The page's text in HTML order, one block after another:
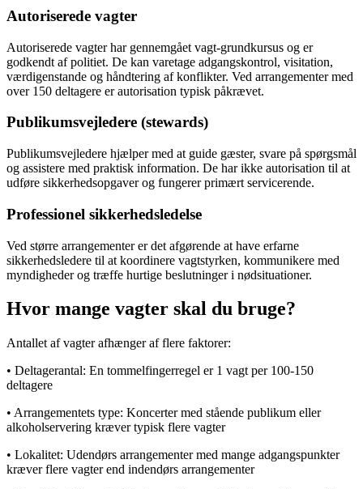
Autoriserede vagter
Autoriserede vagter har gennemgået vagt-grundkursus og er
godkendt af politiet. De kan varetage adgangskontrol, visitation,
værdigenstande og håndtering af konflikter. Ved arrangementer med
over 150 deltagere er autorisation typisk påkrævet.
Publikumsvejledere (stewards)
Publikumsvejledere hjælper med at guide gæster, svare på spørgsmål
og assistere med praktisk information. De har ikke autorisation til at
udføre sikkerhedsopgaver og fungerer primært servicerende.
Professionel sikkerhedsledelse
Ved større arrangementer er det afgørende at have erfarne
sikkerhedsledere til at koordinere vagtstyrken, kommunikere med
myndigheder og træffe hurtige beslutninger i nødsituationer.
Hvor mange vagter skal du bruge?
Antallet af vagter afhænger af flere faktorer:
• Deltagerantal: En tommelfingerregel er 1 vagt per 100-150
deltagere
• Arrangementets type: Koncerter med stående publikum eller
alkoholservering kræver typisk flere vagter
• Lokalitet: Udendørs arrangementer med mange adgangspunkter
kræver flere vagter end indendørs arrangementer